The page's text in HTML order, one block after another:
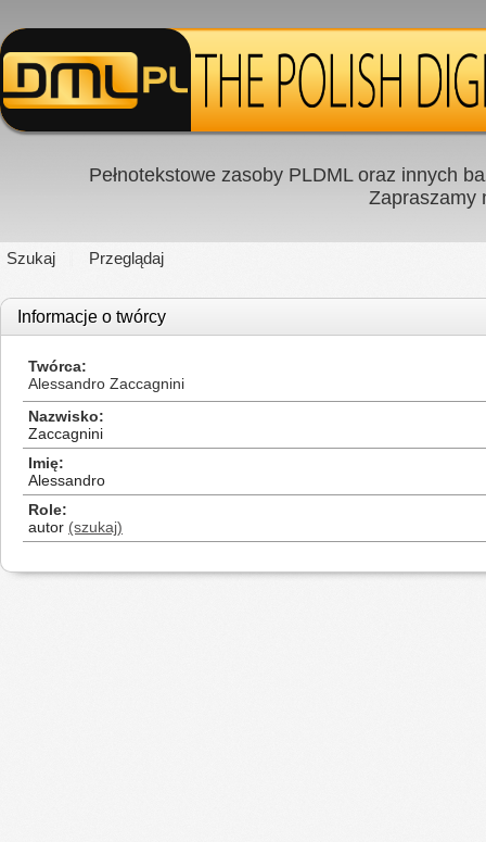
Pełnotekstowe zasoby PLDML oraz innych
Zapraszamy
Szukaj Przeglądaj
Informacje o twórcy
Twórca
Alessandro Zaccagnini
Nazwisko
Zaccagnini
Imię
Alessandro
Role
autor (szukaj)